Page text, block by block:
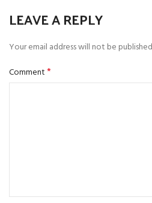
LEAVE A REPLY
Your email address will not be
Comment*